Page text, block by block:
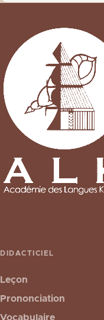
DIDACTICIEL
Leçon
Prononciation
Vocabulaire